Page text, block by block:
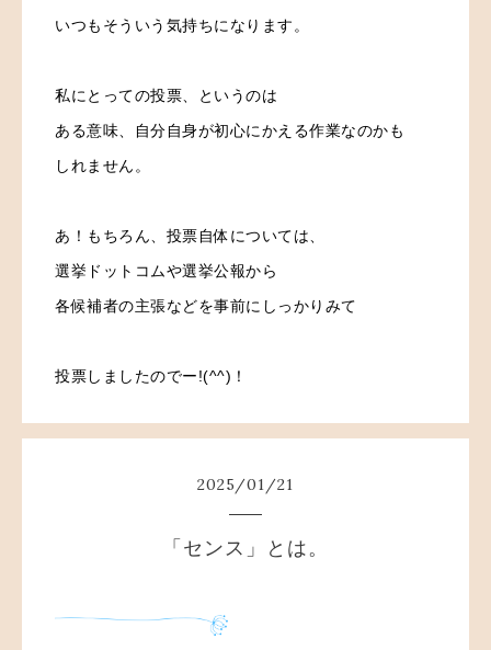
いつもそういう気持ちになります。
私にとっての投票、というのは
ある意味、自分自身が初心にかえる作業なのかも
しれません。
あ！もちろん、投票自体については、
選挙ドットコムや選挙公報から
各候補者の主張などを事前にしっかりみて
投票しましたのでー!(^^)！
2025/01/21
「センス」とは。